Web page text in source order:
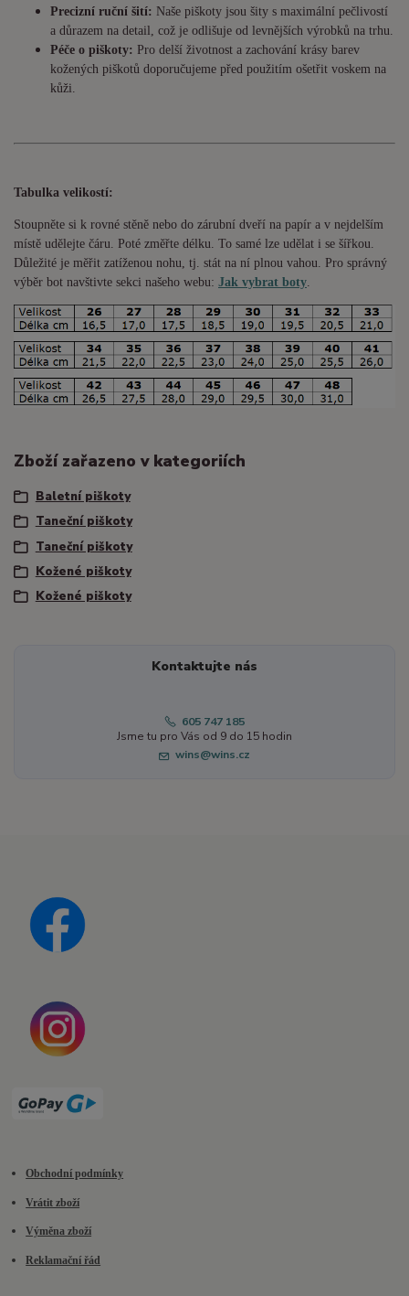
Precizní ruční šití: Naše piškoty jsou šity s maximální pečlivostí
a důrazem na detail, což je odlišuje od levnějších výrobků na trhu.
Péče o piškoty: Pro delší životnost a zachování krásy barev
kožených piškotů doporučujeme před použitím ošetřit voskem na
kůži.
Tabulka velikostí:
Stoupněte si k rovné stěně nebo do zárubní dveří na papír a v nejdelším
místě udělejte čáru. Poté změřte délku. To samé lze udělat i se šířkou.
Důležité je měřit zatíženou nohu, tj. stát na ní plnou vahou. Pro správný
výběr bot navštivte sekci našeho webu: Jak vybrat boty
Zboží zařazeno v kategoriích
Baletní piškoty
Taneční piškoty
Taneční piškoty
Kožené piškoty
Kožené piškoty
Kontaktujte nás
605 747 185
Jsme tu pro Vás od 9 do 15 hodin
wins@wins.cz
Obchodní podmínky
Vrátit zboží
Výměna zboží
Reklamační řád